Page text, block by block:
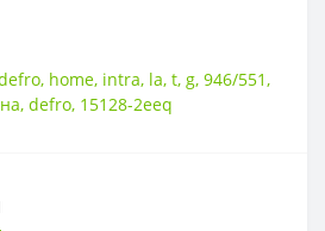
, home, intra, la, t, g, 946/551,
, defro, 15128-2eeq